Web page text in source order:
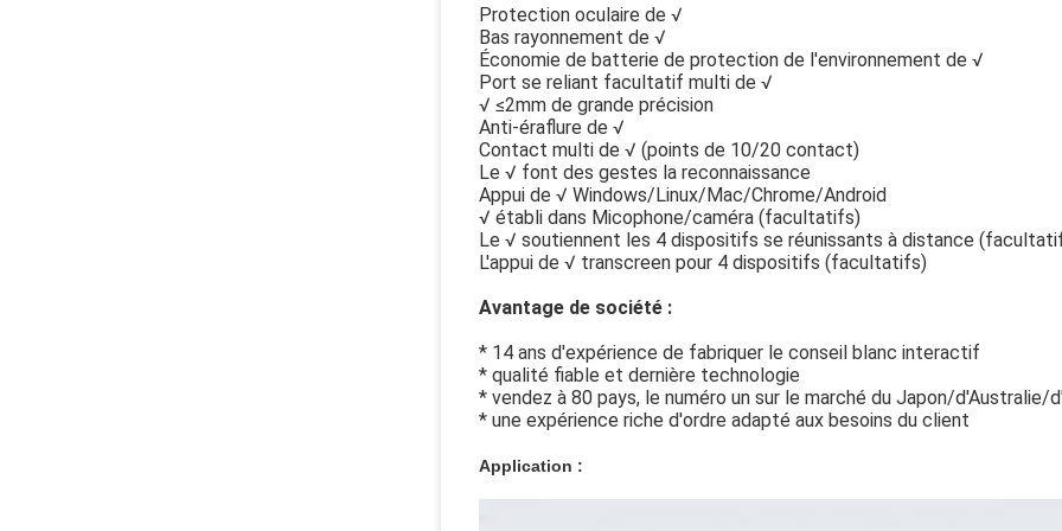
Protection oculaire de √
Bas rayonnement de √
Économie de batterie de protection de l'environnement de √
Port se reliant facultatif multi de √
√ ≤2mm de grande précision
Anti-éraflure de √
Contact multi de √ (points de 10/20 contact)
Le √ font des gestes la reconnaissance
Appui de √ Windows/Linux/Mac/Chrome/Android
√ établi dans Micophone/caméra (facultatifs)
Le √ soutiennent les 4 dispositifs se réunissants à distance
L'appui de √ transcreen pour 4 dispositifs (facultatifs)
Avantage de société :
* 14 ans d'expérience de fabriquer le conseil blanc interactif
* qualité fiable et dernière technologie
* vendez à 80 pays, le numéro un sur le marché du Japon/d'Australie/
* une expérience riche d'ordre adapté aux besoins du client
Application :